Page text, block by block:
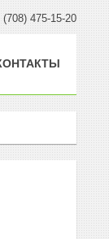
(708) 475-15-20